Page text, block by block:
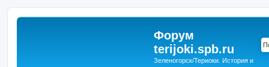
Форум
terijoki.spb.ru
Зеленогорск/Териоки. История и